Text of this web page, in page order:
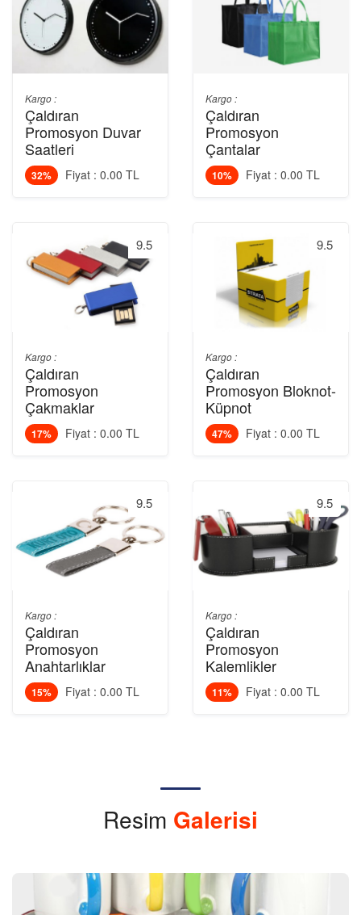
Kargo :
Çaldıran
Promosyon Duvar
Saatleri
32% Fiyat : 0.00 TL
9.5
Kargo :
Çaldıran
Promosyon
Çakmaklar
17% Fiyat : 0.00 TL
9.5
Kargo :
Çaldıran
Promosyon
Anahtarlıklar
15% Fiyat : 0.00 TL
Kargo :
Çaldıran
Promosyon
Çantalar
10% Fiyat : 0.00 TL
9.5
Kargo :
Çaldıran
Promosyon Bloknot-
Küpnot
47% Fiyat : 0.00 TL
9.5
Kargo :
Çaldıran
Promosyon
Kalemlikler
11% Fiyat : 0.00 TL
Resim Galerisi